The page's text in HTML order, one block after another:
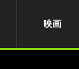
映画